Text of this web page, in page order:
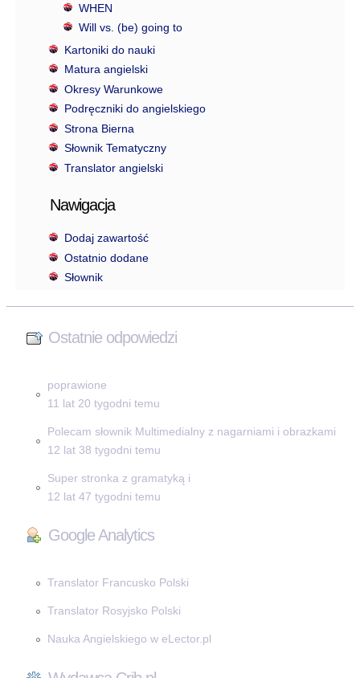
WHEN
Will vs. (be) going to
Kartoniki do nauki
Matura angielski
Okresy Warunkowe
Podręczniki do angielskiego
Strona Bierna
Słownik Tematyczny
Translator angielski
Nawigacja
Dodaj zawartość
Ostatnio dodane
Słownik
Ostatnie odpowiedzi
poprawione
11 lat 20 tygodni temu
Polecam słownik Multimedialny z nagarniami i obrazkami
12 lat 38 tygodni temu
Super stronka z gramatyką i
12 lat 47 tygodni temu
Google Analytics
Translator Francusko Polski
Translator Rosyjsko Polski
Nauka Angielskiego w eLector.pl